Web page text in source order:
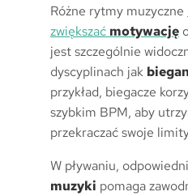
Różne rytmy muzyczne
zwiększać motywację
jest szczególnie
dyscyplinach jak
przykład, biegacze
szybkim BPM, aby
przekraczać swoje
W pływaniu,
muzyki pomaga